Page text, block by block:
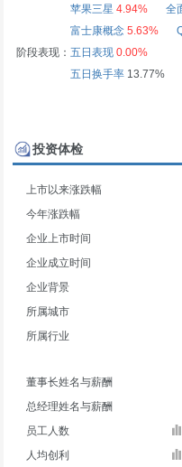
苹果三星 4.94%
全
富士康概念 5.63%
阶段表现： 五日表现 0.00%
五日换手率13.77%
投资体检
上市以来涨跌幅
今年涨跌幅
企业上市时间
企业成立时间
企业背景
所属城市
所属行业
董事长姓名与薪酬
总经理姓名与薪酬
员工人数
人均创利